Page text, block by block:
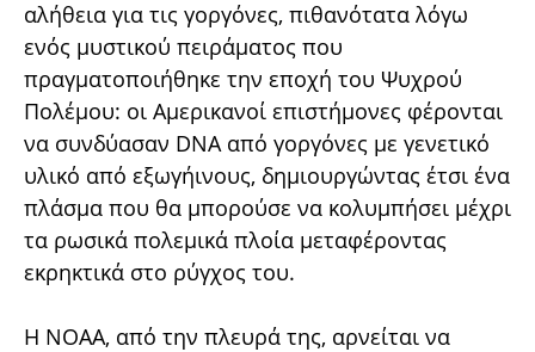
αλήθεια για τις γοργόνες, πιθανότατα λόγω
ενός μυστικού πειράματος που
πραγματοποιήθηκε την εποχή του Ψυχρού
Πολέμου: οι Αμερικανοί επιστήμονες φέρονται
να συνδύασαν DNA από γοργόνες με γενετικό
υλικό από εξωγήινους, δημιουργώντας έτσι ένα
πλάσμα που θα μπορούσε να κολυμπήσει μέχρι
τα ρωσικά πολεμικά πλοία μεταφέροντας
εκρηκτικά στο ρύγχος του.
Η ΝΟΑΑ, από την πλευρά της, αρνείται να